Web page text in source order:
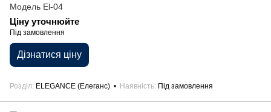
Модель El-04
Ціну уточнюйте
Під замовлення
Дізнатися ціну
Розділ ELEGANCE (Елеганс) Наявність Під замовлення